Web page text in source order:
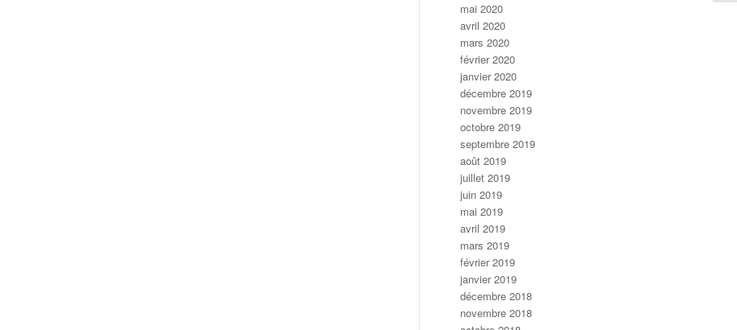
mai 2020
avril 2020
mars 2020
février 2020
janvier 2020
décembre 2019
novembre 2019
octobre 2019
septembre 2019
août 2019
juillet 2019
juin 2019
mai 2019
avril 2019
mars 2019
février 2019
janvier 2019
décembre 2018
novembre 2018